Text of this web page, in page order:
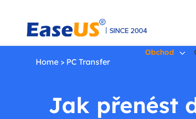
Obchod
Home > PC Transfer
Jak přenést